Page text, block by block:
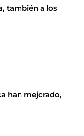
también a los
han mejorado,